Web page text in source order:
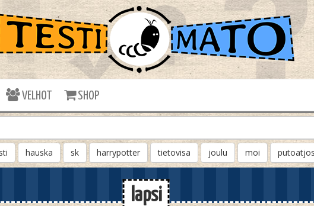
VELHOT SHOP
hauska sk harrypotter tietovisa joulu moi putoatjos
lapsi